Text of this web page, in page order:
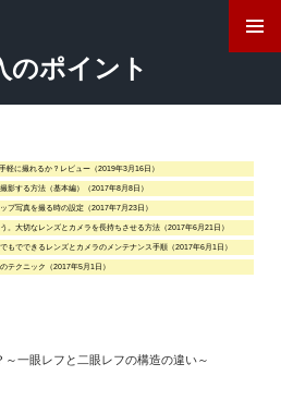
のポイント
軽に撮れるか？レビュー（2019年3月16日）
影する方法（基本編）（2017年8月8日）
プ写真を撮る時の設定（2017年7月23日）
。大切なレンズとカメラを長持ちさせる方法（2017年6月21日）
もでできるレンズとカメラのメンテナンス手順（2017年6月1日）
テクニック（2017年5月1日）
一眼レフと二眼レフの構造の違い～